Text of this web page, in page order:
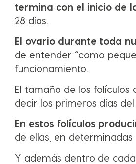
termina con el inicio de
28 días.
El ovario durante toda
de entender “como
funcionamiento.
El tamaño de los
decir los primeros días
En estos folículos
de ellas, en
Y además dentro de